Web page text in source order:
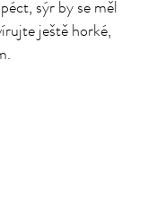
sýr by se měl
ještě horké,